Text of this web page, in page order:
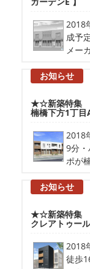
2018
成予
メー
お知らせ
★☆新築特集
楠橋下方1丁目
2018
9分
ポが
お知らせ
★☆新築特集
クレアトゥー
2018
徒歩